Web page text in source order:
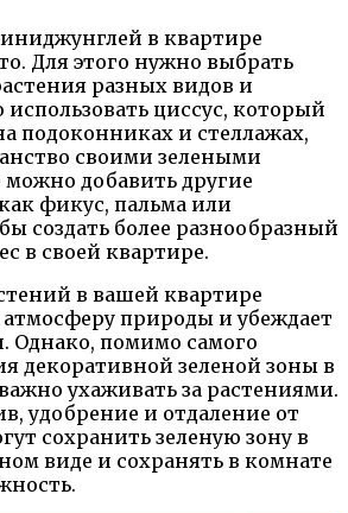
в квартире
Для этого нужно выбрать
разных видов и
циссус, который
подоконниках и стеллажах,
своими зелеными
добавить другие
фикус, пальма или
создать более разнообразный
в своей квартире.
в вашей квартире
атмосферу природы и убеждает
Однако, помимо самого
декоративной зеленой зоны в
ухаживать за растениями.
удобрение и отдаление от
сохранить зеленую зону в
виде и сохранять в комнате